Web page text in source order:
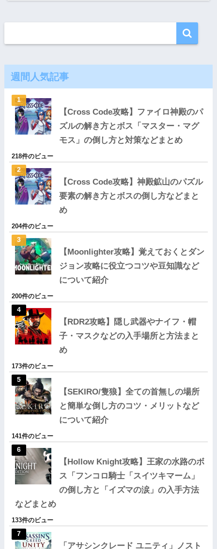
週間人気記事
【Cross Code攻略】ファイロ神殿のパ
ズルの解き方とボス「マスター・マグ
モス」の倒し方と対策などまとめ
218件のビュー
【Cross Code攻略】神殿鉱山のパズル
要素の解き方とボスの倒し方などまと
め
204件のビュー
【Moonlighter攻略】覚えておくとダン
ジョン攻略に役立つコツや豆知識など
について紹介
200件のビュー
【RDR2攻略】隠し武器やナイフ・帽
子・マスクなどの入手場所と方法まと
め
173件のビュー
【SEKIRO/隻狼】全ての首無しの場所
と簡単な倒し方のコツ・メリットなど
について紹介
141件のビュー
【Hollow Knight攻略】王家の水路のボ
ス「フンコロ騎士「スイツキマーム」
の倒し方と「イズマの涙」の入手方法
などまとめ
133件のビュー
「アサシンクレード ユニティ」ノスト